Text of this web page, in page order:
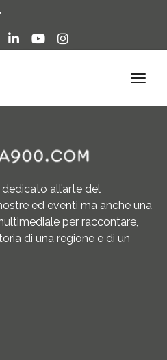
all’arte del
ed eventi ma anche una
per raccontare,
di una regione e di un